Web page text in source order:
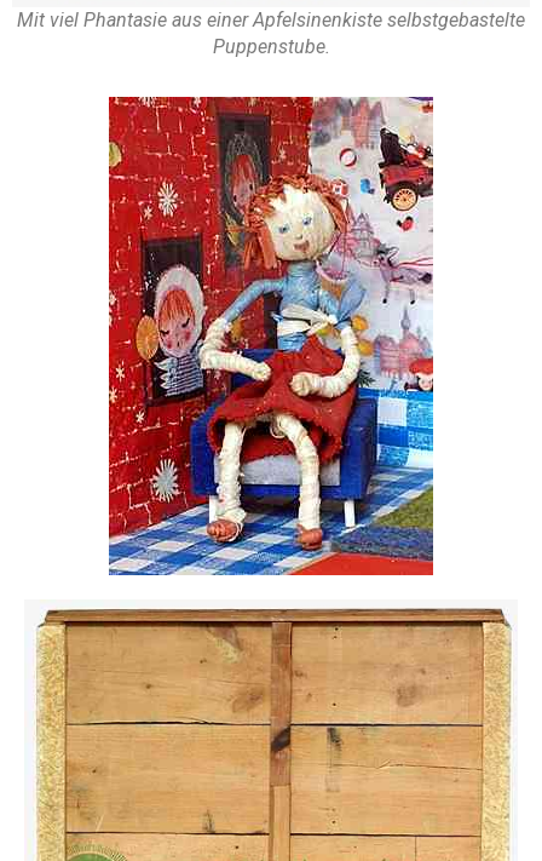
Mit viel Phantasie aus einer Apfelsinenkiste selbstgebastelte
Puppenstube.